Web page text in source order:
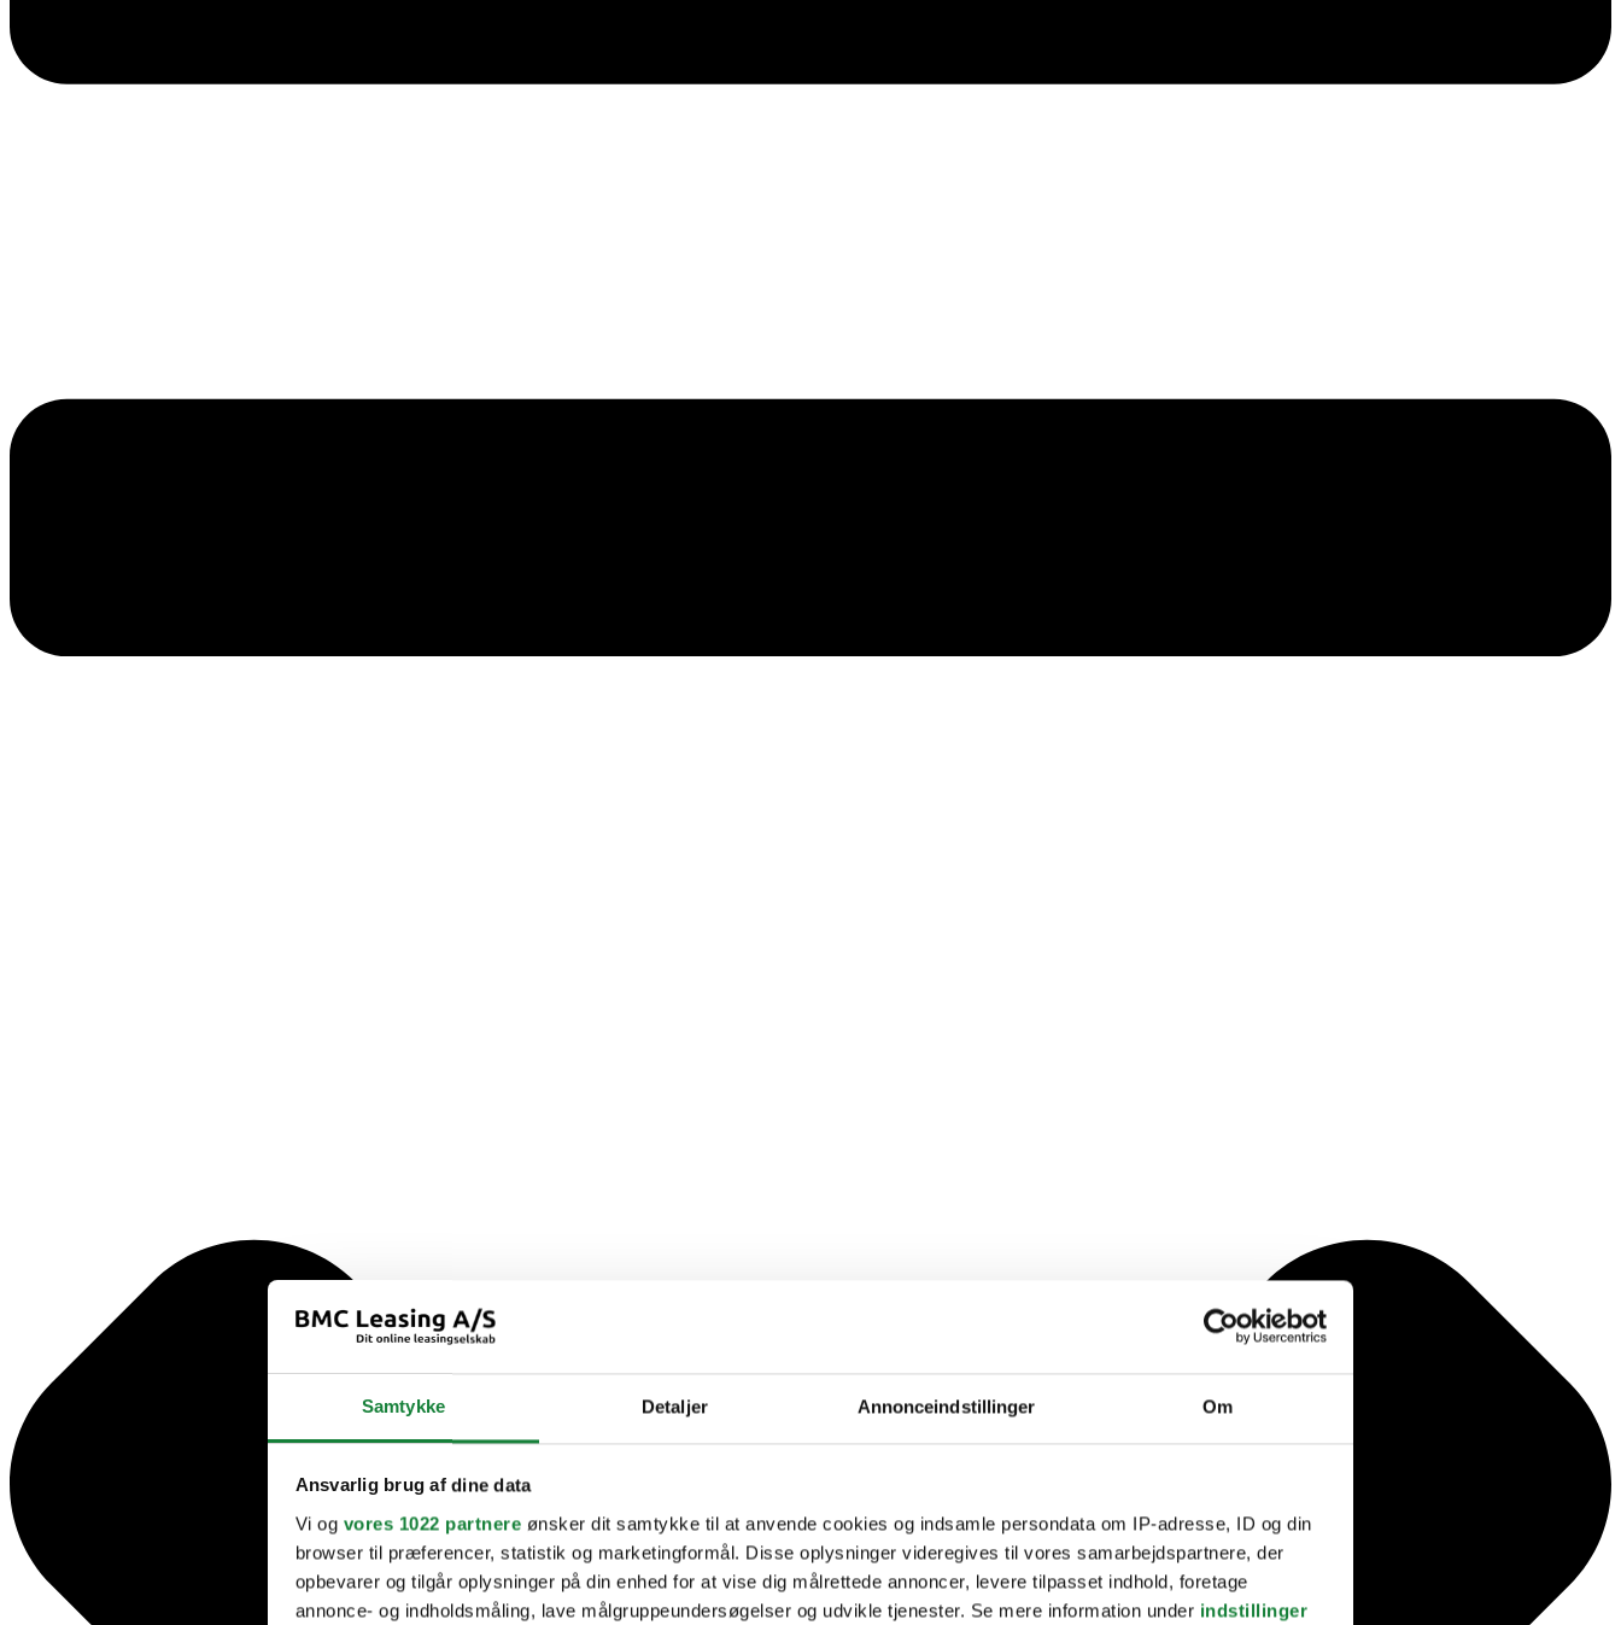
Samtykke Detaljer Annonceindstillinger Om
Ansvarlig brug af dine data
Vi og vores 1022 partnere ønsker dit samtykke til at anvende cookies og indsamle persondata om IP-adresse, ID og din
browser til præferencer, statistik og marketingformål. Disse oplysninger videregives til vores samarbejdspartnere, der
opbevarer og tilgår oplysninger på din enhed for at vise dig målrettede annoncer, levere tilpasset indhold, foretage
annonce- og indholdsmåling, lave målgruppeundersøgelser og udvikle tjenester. Se mere information under indstillinger